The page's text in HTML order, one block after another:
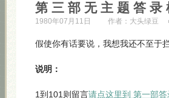
第 三 部 无 主 题 答 录
1980年07月11日 作者： 大头绿豆
假使你有话要说，我想我还不至于
说明：
1到101则留言请点这里到 第一部